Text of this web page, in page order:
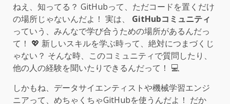
ねえ、知ってる？ GitHubって、ただコードを置くだけ
の場所じゃないんだよ！ 実は、 GitHubコミュニティ
っていう、みんなで学び合うための場所があるんだっ
て！ 💖 新しいスキルを学ぶ時って、絶対につまづくじ
ゃない？ そんな時、このコミュニティで質問したり、
他の人の経験を聞いたりできるんだって！ 💻
しかもね、データサイエンティストや機械学習エンジ
ニアって、めちゃくちゃGitHubを使うんだよ！ だか